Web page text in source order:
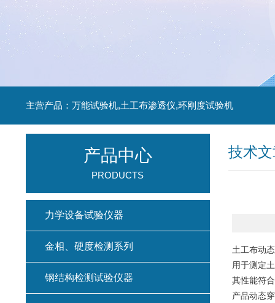
主营产品：万能试验机,土工布渗透仪,环刚度试验机
技术
土工布动
用于测定
其性能符
产品动态
产品中心
PRODUCTS
力学设备试验仪器
金相、硬度检测系列
钢结构检测试验仪器